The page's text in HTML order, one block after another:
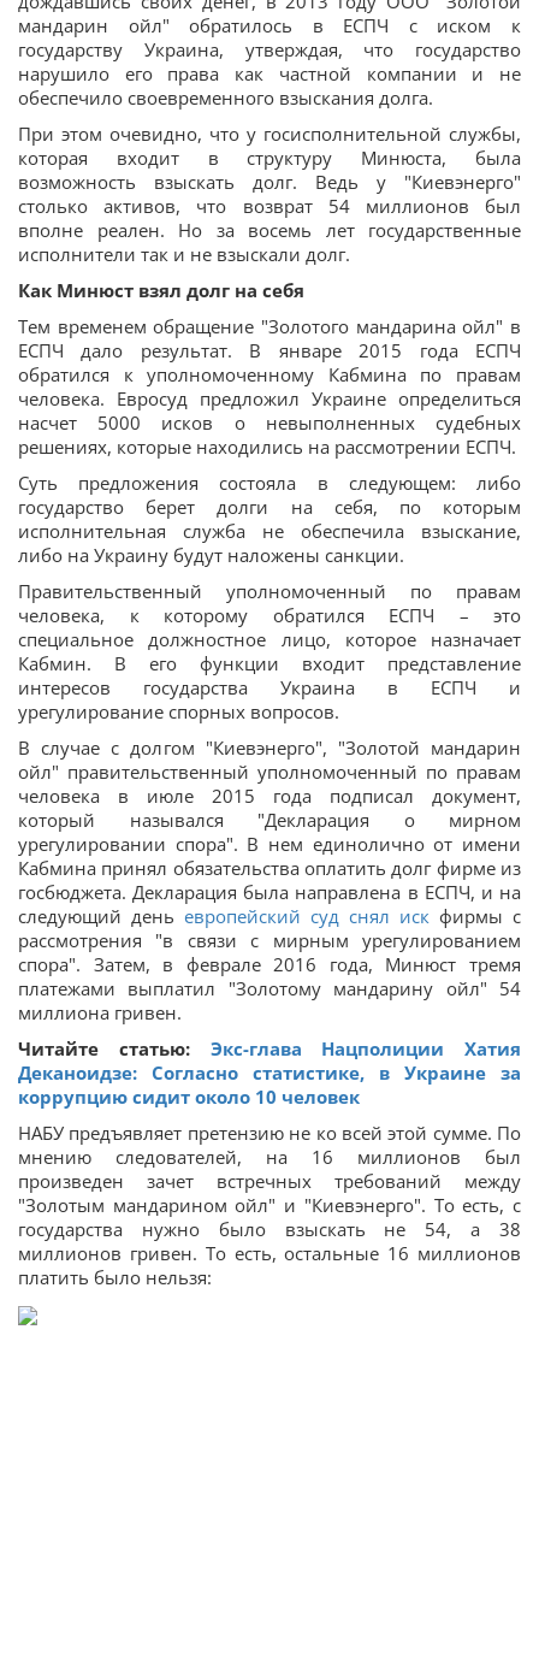
мандарин ойл" обратилось в ЕСПЧ с иском к
государству Украина, утверждая, что государство
нарушило его права как частной компании и не
обеспечило своевременного взыскания долга.
При этом очевидно, что у госисполнительной службы,
которая входит в структуру Минюста, была
возможность взыскать долг. Ведь у "Киевэнерго"
столько активов, что возврат 54 миллионов был
вполне реален. Но за восемь лет государственные
исполнители так и не взыскали долг.
Как Минюст взял долг на себя
Тем временем обращение "Золотого мандарина ойл" в
ЕСПЧ дало результат. В январе 2015 года ЕСПЧ
обратился к уполномоченному Кабмина по правам
человека. Евросуд предложил Украине определиться
насчет 5000 исков о невыполненных судебных
решениях, которые находились на рассмотрении ЕСПЧ.
Суть предложения состояла в следующем: либо
государство берет долги на себя, по которым
исполнительная служба не обеспечила взыскание,
либо на Украину будут наложены санкции.
Правительственный уполномоченный по правам
человека, к которому обратился ЕСПЧ – это
специальное должностное лицо, которое назначает
Кабмин. В его функции входит представление
интересов государства Украина в ЕСПЧ и
урегулирование спорных вопросов.
В случае с долгом "Киевэнерго", "Золотой мандарин
ойл" правительственный уполномоченный по правам
человека в июле 2015 года подписал документ,
который назывался "Декларация о мирном
урегулировании спора". В нем единолично от имени
Кабмина принял обязательства оплатить долг фирме из
госбюджета. Декларация была направлена в ЕСПЧ, и на
следующий день европейский суд снял иск фирмы с
рассмотрения "в связи с мирным урегулированием
спора". Затем, в феврале 2016 года, Минюст тремя
платежами выплатил "Золотому мандарину ойл" 54
миллиона гривен.
Читайте статью: Экс-глава Нацполиции Хатия
Деканоидзе: Согласно статистике, в Украине за
коррупцию сидит около 10 человек
НАБУ предъявляет претензию не ко всей этой сумме. По
мнению следователей, на 16 миллионов был
произведен зачет встречных требований между
"Золотым мандарином ойл" и "Киевэнерго". То есть, с
государства нужно было взыскать не 54, а 38
миллионов гривен. То есть, остальные 16 миллионов
платить было нельзя: